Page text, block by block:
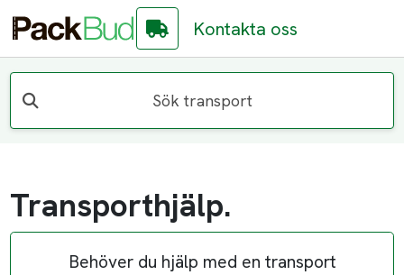
Kontakta oss
Sök transport
Transporthjälp.
Behöver du hjälp med en transport